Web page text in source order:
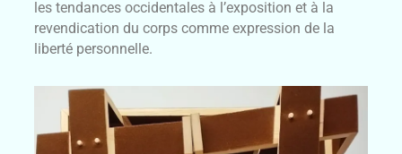
les tendances occidentales à l’exposition et à la
revendication du corps comme expression de la
liberté personnelle.